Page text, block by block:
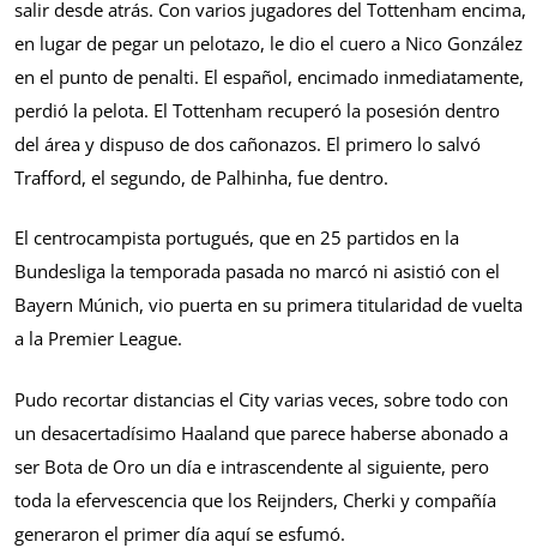
salir desde atrás. Con varios jugadores del Tottenham encima,
en lugar de pegar un pelotazo, le dio el cuero a Nico González
en el punto de penalti. El español, encimado inmediatamente,
perdió la pelota. El Tottenham recuperó la posesión dentro
del área y dispuso de dos cañonazos. El primero lo salvó
Trafford, el segundo, de Palhinha, fue dentro.
El centrocampista portugués, que en 25 partidos en la
Bundesliga la temporada pasada no marcó ni asistió con el
Bayern Múnich, vio puerta en su primera titularidad de vuelta
a la Premier League.
Pudo recortar distancias el City varias veces, sobre todo con
un desacertadísimo Haaland que parece haberse abonado a
ser Bota de Oro un día e intrascendente al siguiente, pero
toda la efervescencia que los Reijnders, Cherki y compañía
generaron el primer día aquí se esfumó.